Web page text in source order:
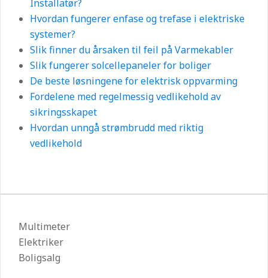
Installatør?
Hvordan fungerer enfase og trefase i elektriske
systemer?
Slik finner du årsaken til feil på Varmekabler
Slik fungerer solcellepaneler for boliger
De beste løsningene for elektrisk oppvarming
Fordelene med regelmessig vedlikehold av
sikringsskapet
Hvordan unngå strømbrudd med riktig
vedlikehold
Multimeter
Elektriker
Boligsalg